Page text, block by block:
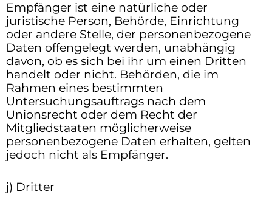
Empfänger ist eine natürliche oder
juristische Person, Behörde, Einrichtung
oder andere Stelle, der personenbezogene
Daten offengelegt werden, unabhängig
davon, ob es sich bei ihr um einen Dritten
handelt oder nicht. Behörden, die im
Rahmen eines bestimmten
Untersuchungsauftrags nach dem
Unionsrecht oder dem Recht der
Mitgliedstaaten möglicherweise
personenbezogene Daten erhalten, gelten
jedoch nicht als Empfänger.
j) Dritter